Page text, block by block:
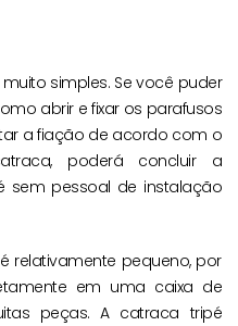
simples. Se você puder
abrir e fixar os parafusos
a fiação de acordo com o
poderá concluir a
sem pessoal de instalação
relativamente pequeno, por
em uma caixa de
peças. A catraca tripé